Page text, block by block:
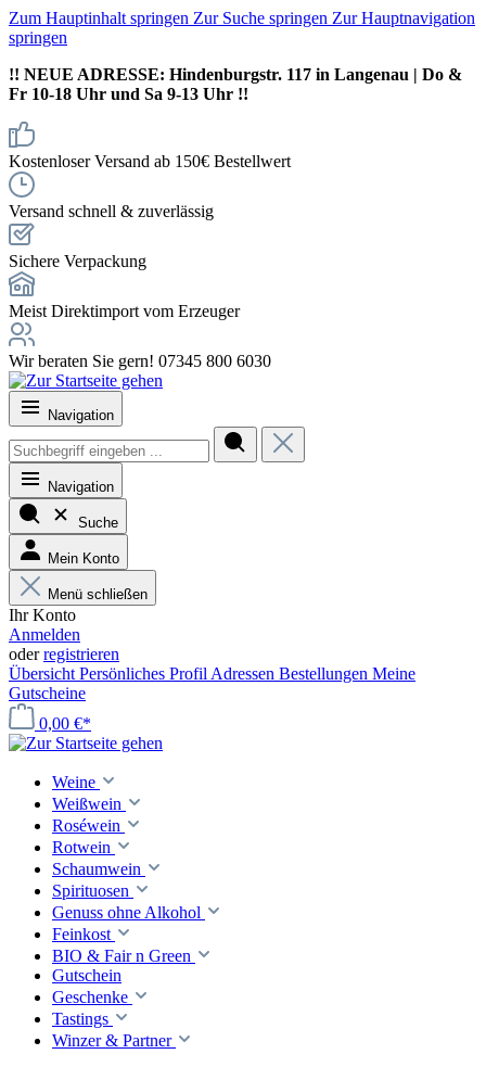
Zum Hauptinhalt springen Zur Suche springen Zur Hauptnavigation
springen
!! NEUE ADRESSE: Hindenburgstr. 117 in Langenau | Do &
Fr 10-18 Uhr und Sa 9-13 Uhr !!
Kostenloser Versand ab 150€ Bestellwert
Versand schnell & zuverlässig
Sichere Verpackung
Meist Direktimport vom Erzeuger
Wir beraten Sie gern! 07345 800 6030
Navigation
Navigation
Suche
Mein Konto
Menü schließen
Ihr Konto
Anmelden
oderregistrieren
Übersicht Persönliches Profil Adressen Bestellungen Meine
Gutscheine
0,00 €*
Weine
Weißwein
Roséwein
Rotwein
Schaumwein
Spirituosen
Genuss ohne Alkohol
Feinkost
BIO & Fair n Green
Gutschein
Geschenke
Tastings
Winzer & Partner